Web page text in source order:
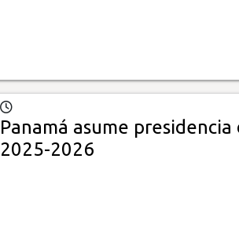
Panamá asume
2025-2026